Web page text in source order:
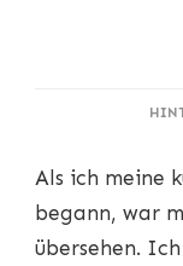
Als ich meine
begann, war
übersehen.